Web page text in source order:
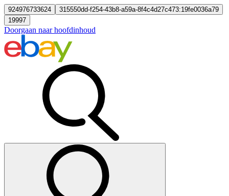
924976733624
315550dd-f254-43b8-a59a-8f4c4d27c473:19fe0036a79
19997
Doorgaan naar hoofdinhoud